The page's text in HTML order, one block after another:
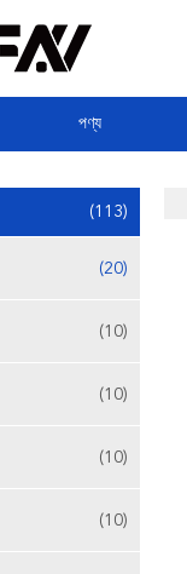
পণ্য
(113)
(20)
(10)
(10)
(10)
(10)